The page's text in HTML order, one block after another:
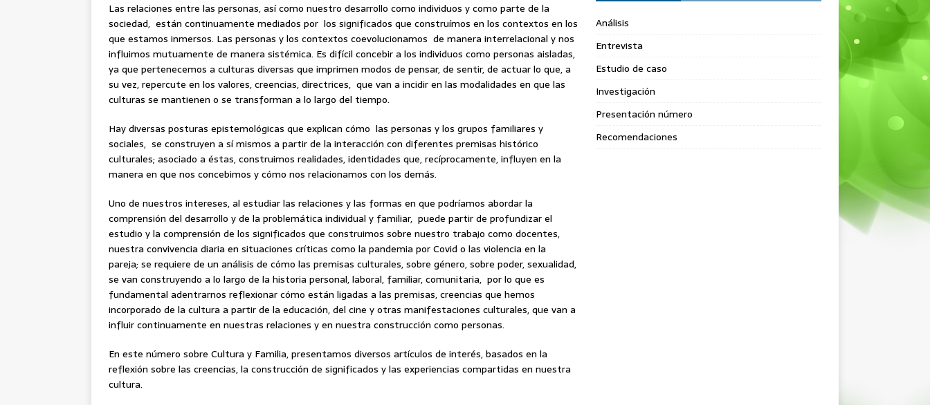
Las relaciones entre las personas, así como nuestro desarrollo como individuos y como parte de la
sociedad, están continuamente mediados por los significados que construímos en los contextos en los
que estamos inmersos. Las personas y los contextos coevolucionamos de manera interrelacional y nos
influimos mutuamente de manera sistémica. Es difícil concebir a los individuos como personas aisladas,
ya que pertenecemos a culturas diversas que imprimen modos de pensar, de sentir, de actuar lo que, a
su vez, repercute en los valores, creencias, directrices, que van a incidir en las modalidades en que las
culturas se mantienen o se transforman a lo largo del tiempo.
Hay diversas posturas epistemológicas que explican cómo las personas y los grupos familiares y
sociales, se construyen a sí mismos a partir de la interacción con diferentes premisas histórico
culturales; asociado a éstas, construimos realidades, identidades que, recíprocamente, influyen en la
manera en que nos concebimos y cómo nos relacionamos con los demás.
Uno de nuestros intereses, al estudiar las relaciones y las formas en que podríamos abordar la
comprensión del desarrollo y de la problemática individual y familiar, puede partir de profundizar el
estudio y la comprensión de los significados que construimos sobre nuestro trabajo como docentes,
nuestra convivencia diaria en situaciones críticas como la pandemia por Covid o las violencia en la
pareja; se requiere de un análisis de cómo las premisas culturales, sobre género, sobre poder, sexualidad,
se van construyendo a lo largo de la historia personal, laboral, familiar, comunitaria, por lo que es
fundamental adentrarnos reflexionar cómo están ligadas a las premisas, creencias que hemos
incorporado de la cultura a partir de la educación, del cine y otras manifestaciones culturales, que van a
influir continuamente en nuestras relaciones y en nuestra construcción como personas.
En este número sobre Cultura y Familia, presentamos diversos artículos de interés, basados en la
reflexión sobre las creencias, la construcción de significados y las experiencias compartidas en nuestra
cultura.
Análisis
Entrevista
Estudio de caso
Investigación
Presentación número
Recomendaciones